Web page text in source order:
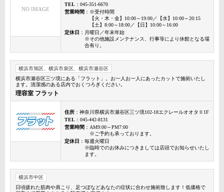
NO IMAGE
TEL ：045-351-6670
営業時間 ：※受付時間
【火・木・金】10:00～19:00／【水】10:00～20:15
【土】8:00～18:00／【日】10:00～16:00
定休日 ：月曜日／年末年始
※その他施設メンテナンス、行事等により休館となる場
合有り。
横浜市旭区、横浜市泉区、横浜市瀬谷区
横浜市瀬谷区三ツ境にある「フラット」。お一人お一人にあったカットで施術いたし
ます。清潔感のある店内でおくつろぎください。
理容室 フラット
住所 ：神奈川県横浜市瀬谷区三ツ境102-18エクレールオオタⅡ1F
TEL ：045-442-8131
営業時間 ：AM9:00～PM7:00
※ご予約も承っております。
定休日 ：毎週火曜日
※臨時でのお休みにつきましては店頭でお知らせいたし
ます。
横浜市中区
日頃疲れた筋肉や肩こり、足つぼなどあなたの症状に合わせ施術致します！低価格で